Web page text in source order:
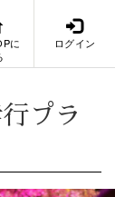
に
ログイン
プラ